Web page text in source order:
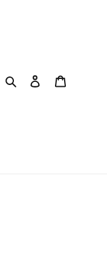
RechercherSe connecter